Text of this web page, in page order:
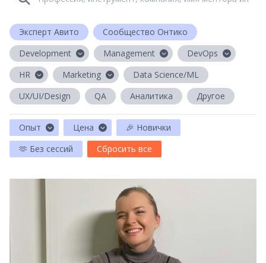
Эксперт Авито
Сообщество Онтико
Development
Management
DevOps
HR
Marketing
Data Science/ML
UX/UI/Design
QA Аналитика Другое
Опыт Цена
🎉 Новички
🫶 Без сессий
Сбросить все